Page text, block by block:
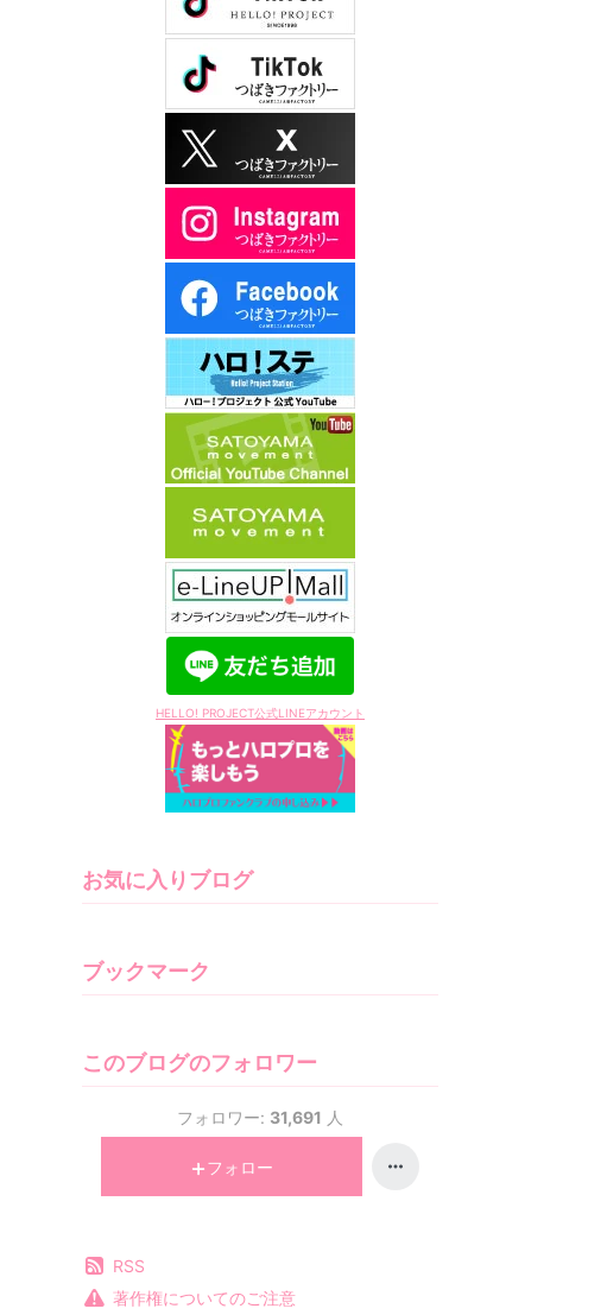
HELLO! PROJECT公式LINEアカウント
お気に入りブログ
ブックマーク
このブログのフォロワー
フォロワー: 31,691 人
フォロー
RSS
著作権についてのご注意